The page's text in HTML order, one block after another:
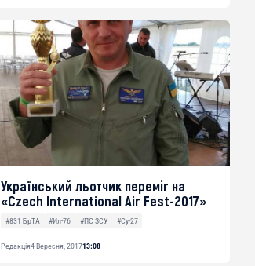
Український льотчик переміг на
«Czech International Air Fest-2017»
#831 БрТА #Ил-76 #ПС ЗСУ #Су-27
Редакція4 Вересня, 201713:08